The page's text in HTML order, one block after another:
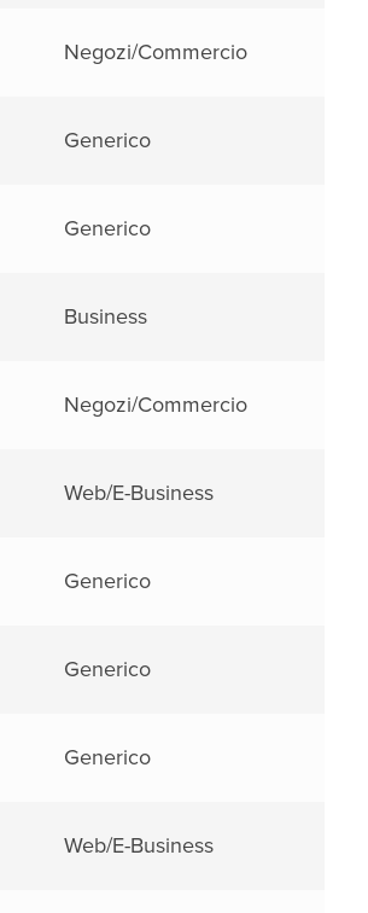
Negozi/Commercio
Generico
Generico
Business
Negozi/Commercio
Web/E-Business
Generico
Generico
Generico
Web/E-Business